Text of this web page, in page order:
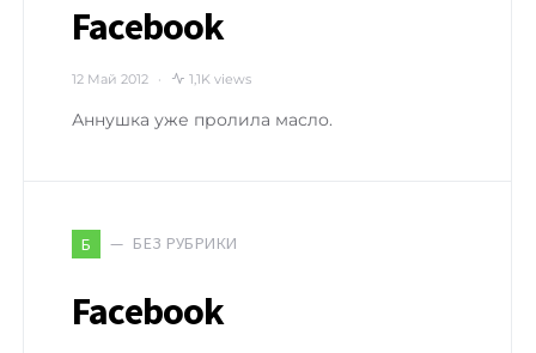
Facebook
12 Май 2012 1,1K views
Аннушка уже пролила масло.
Б БЕЗ РУБРИКИ
Facebook